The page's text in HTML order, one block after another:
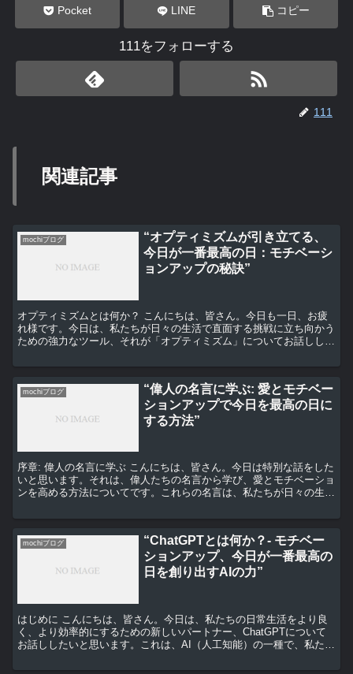
Pocket LINE コピー
111をフォローする
111
関連記事
mochiブログ
“オプティミズムが引き立てる、
今日が一番最高の日：モチベーシ
ョンアップの秘訣”
オプティミズムとは何か？ こんにちは、皆さん。今日も一日、お疲
れ様です。今日は、私たちが日々の生活で直面する挑戦に立ち向かう
ための強力なツール、それが「オプティミズム」についてお話しした
mochiブログ
“偉人の名言に学ぶ: 愛とモチベー
ションアップで今日を最高の日に
する方法”
序章: 偉人の名言に学ぶ こんにちは、皆さん。今日は特別な話をした
いと思います。それは、偉人たちの名言から学び、愛とモチベーショ
ンを高める方法についてです。これらの名言は、私たちが日々の生活
mochiブログ
“ChatGPTとは何か？- モチベー
ションアップ、今日が一番最高の
日を創り出すAIの力”
はじめに こんにちは、皆さん。今日は、私たちの日常生活をより良
く、より効率的にするための新しいパートナー、ChatGPTについて
お話ししたいと思います。これは、AI（人工知能）の一種で、私たち